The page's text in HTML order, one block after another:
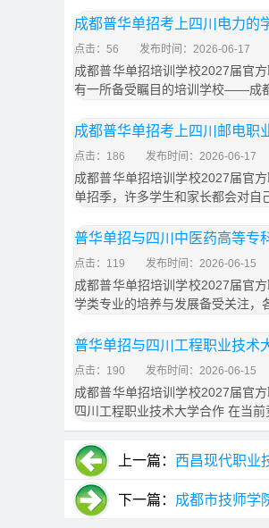
成都普华单招考上四川电力的
点击：56 发布时间：2026-06-17
成都普华单招培训学校2027届官
有一所备受瞩目的培训学校——成
成都普华单招考上四川邮电职
点击：186 发布时间：2026-06-17
成都普华单招培训学校2027届官
单招季，许多学生和家长都会对
普华单招与四川中医药高等专
点击：119 发布时间：2026-06-15
成都普华单招培训学校2027届官
学类专业的培养与发展备受关注，
普华单招与四川工程职业技术
点击：190 发布时间：2026-06-15
成都普华单招培训学校2027届官
四川工程职业技术大学合作 在当
上一篇： 西昌现代职业
下一篇： 成都市技师学